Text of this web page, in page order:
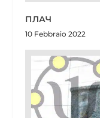
ПЛАЧ
10 Febbraio 2022